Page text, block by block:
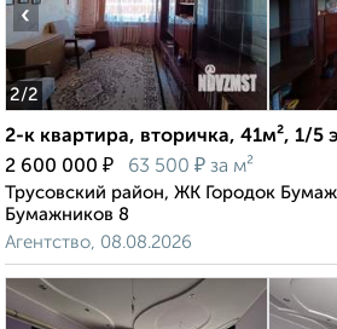
2/2
‹
2-к квартира, вторичка, 41м², 1/5
2 600 000 ₽ 63 500 ₽ за м²
Трусовский район, ЖК Городок
Бумажников 8
Агентство, 08.08.2026